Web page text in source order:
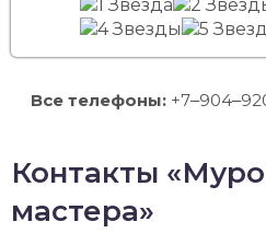
Все телефоны:
Контакты
мастера»